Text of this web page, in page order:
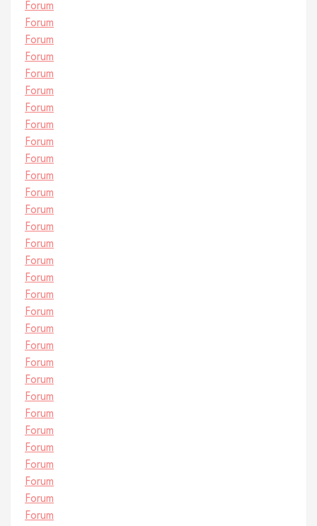
Forum
Forum
Forum
Forum
Forum
Forum
Forum
Forum
Forum
Forum
Forum
Forum
Forum
Forum
Forum
Forum
Forum
Forum
Forum
Forum
Forum
Forum
Forum
Forum
Forum
Forum
Forum
Forum
Forum
Forum
Forum